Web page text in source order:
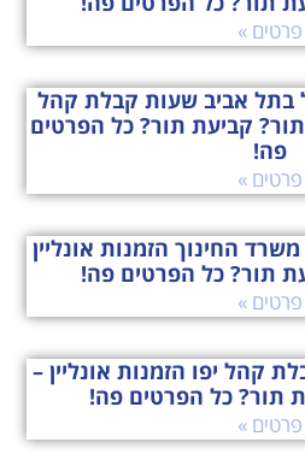
פרטים »
בתל אביב שעות קבלת קהל
תור? קביעת תור? כל הפרטים
פה!
פרטים »
החינוך הזמנות אונליין
תור? כל הפרטים פה!
פרטים »
קהל יפו הזמנות אונליין –
תור? כל הפרטים פה!
פרטים »